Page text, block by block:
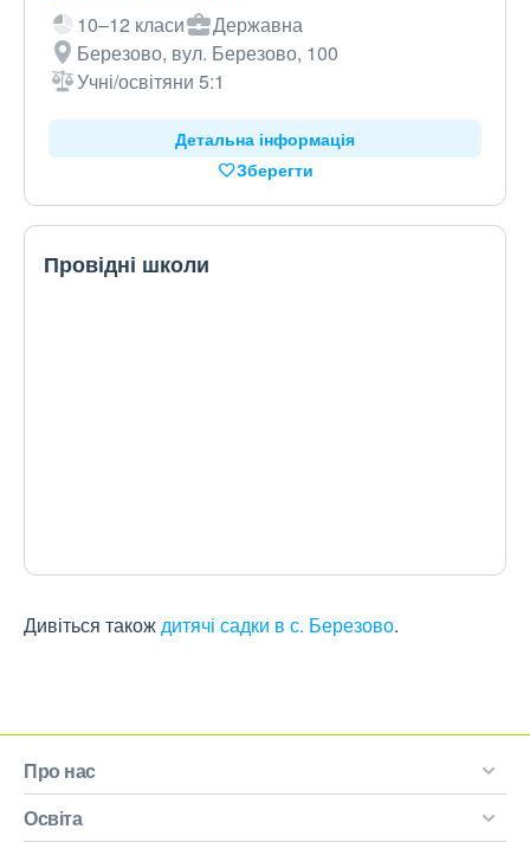
10–12 класи
Державна
Березово, вул. Березово, 100
Учні/освітяни 5:1
Детальна інформація
Зберегти
Провідні школи
Дивіться такождитячі садки в с. Березово.
Про нас
Освіта